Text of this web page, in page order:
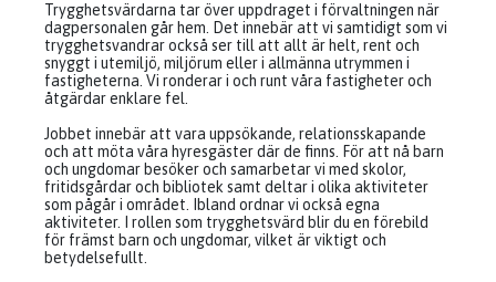
Trygghetsvärdarna tar över uppdraget i förvaltningen när
dagpersonalen går hem. Det innebär att vi samtidigt som vi
trygghetsvandrar också ser till att allt är helt, rent och
snyggt i utemiljö, miljörum eller i allmänna utrymmen i
fastigheterna. Vi ronderar i och runt våra fastigheter och
åtgärdar enklare fel.
Jobbet innebär att vara uppsökande, relationsskapande
och att möta våra hyresgäster där de finns. För att nå barn
och ungdomar besöker och samarbetar vi med skolor,
fritidsgårdar och bibliotek samt deltar i olika aktiviteter
som pågår i området. Ibland ordnar vi också egna
aktiviteter. I rollen som trygghetsvärd blir du en förebild
för främst barn och ungdomar, vilket är viktigt och
betydelsefullt.